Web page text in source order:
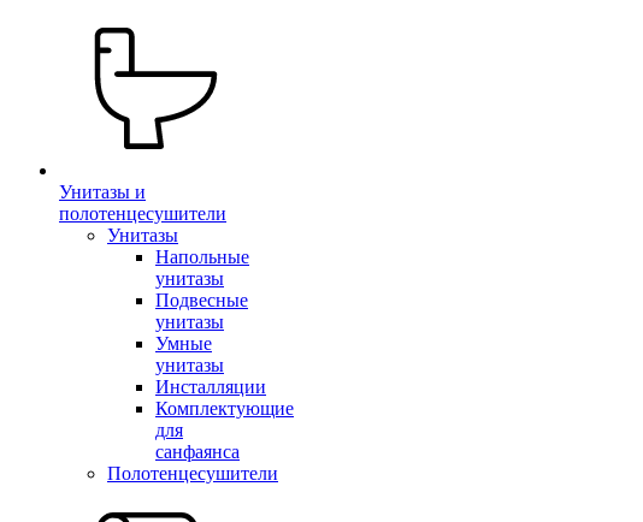
Унитазы и
полотенцесушители
Унитазы
Напольные
унитазы
Подвесные
унитазы
Умные
унитазы
Инсталляции
Комплектующие
для
санфаянса
Полотенцесушители